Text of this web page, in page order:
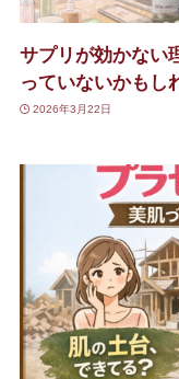
サプリが効かない
っていないかもし
2026年3月22日